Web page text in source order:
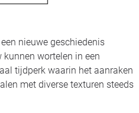
nieuwe geschiedenis
kunnen wortelen in een
tijdperk waarin het aanraken
met diverse texturen steeds